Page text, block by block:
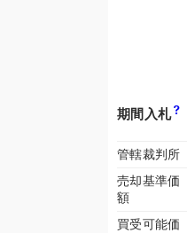
期間入札
管轄裁判所
売却基準価
額
買受可能価